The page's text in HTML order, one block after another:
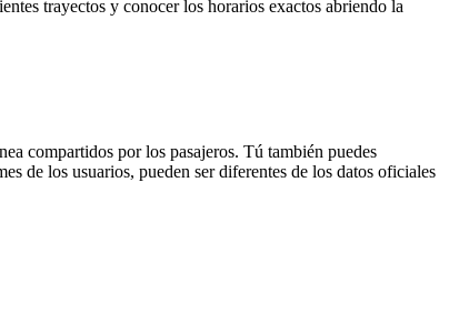
trayectos y conocer los horarios exactos abriendo la
compartidos por los pasajeros. Tú también puedes
de los usuarios, pueden ser diferentes de los datos oficiales